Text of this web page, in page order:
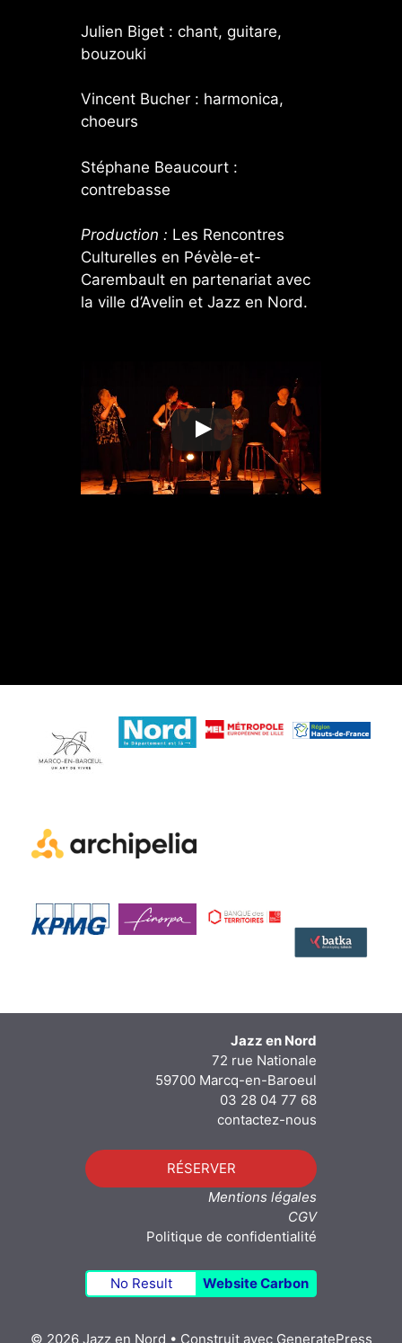
Julien Biget : chant, guitare,
bouzouki
Vincent Bucher : harmonica,
choeurs
Stéphane Beaucourt :
contrebasse
Production : Les Rencontres
Culturelles en Pévèle-et-
Carembault en partenariat avec
la ville d’Avelin et Jazz en Nord.
Jazz en Nord
72 rue Nationale
59700 Marcq-en-Baroeul
03 28 04 77 68
contactez-nous
RÉSERVER
Mentions légales
CGV
Politique de confidentialité
No Result Website Carbon
© 2026 Jazz en Nord • Construit avec GeneratePress